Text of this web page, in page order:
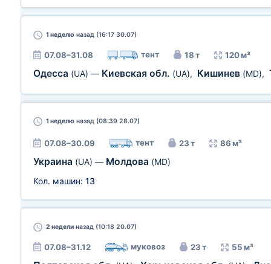
1 неделю назад (16:17 30.07)
07.08–31.08 тент 18 т 120 м³
Одесса (UA) — Киевская обл. (UA), Кишинев (MD),
1 неделю назад (08:39 28.07)
07.08–30.09 тент 23 т 86 м³
Украина (UA) — Молдова (MD)
Кол. машин: 13
2 недели назад (10:18 20.07)
07.08–31.12 муковоз 23 т 55 м³